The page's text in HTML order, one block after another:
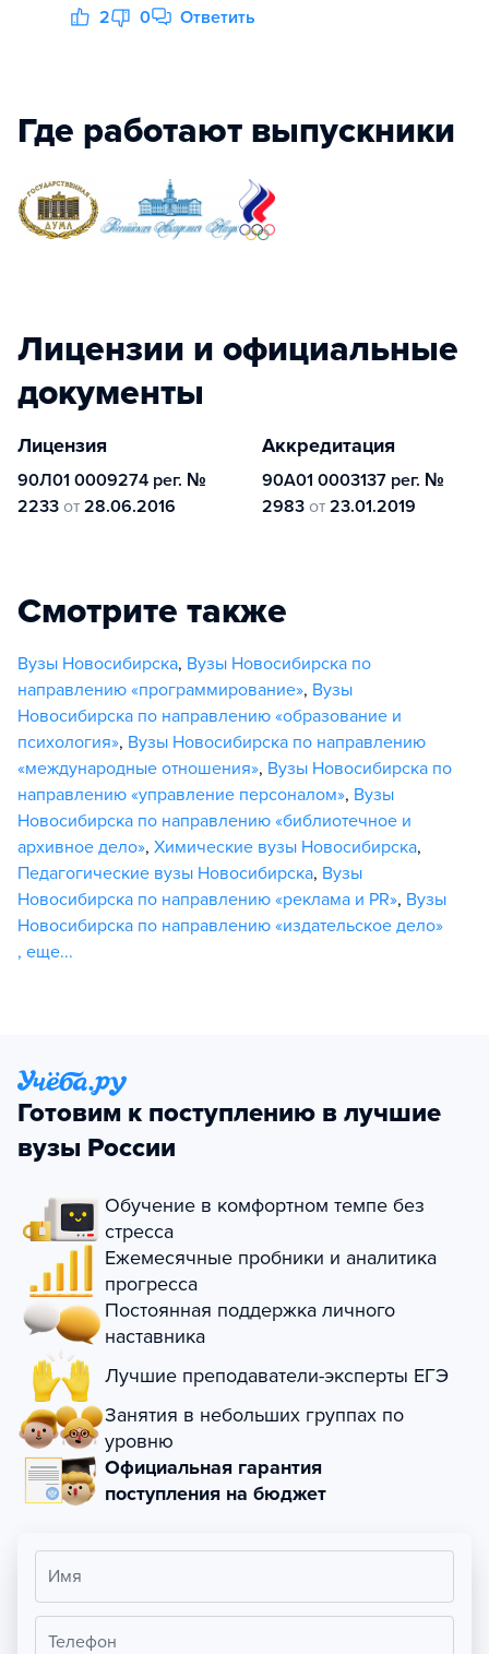
2 0 Ответить
Где работают выпускники
Лицензии и официальные
документы
Лицензия
90Л01 0009274 рег. №
2233 от 28.06.2016
Аккредитация
90А01 0003137 рег. №
2983 от 23.01.2019
Смотрите также
Вузы Новосибирска, Вузы Новосибирска по
направлению «программирование», Вузы
Новосибирска по направлению «образование и
психология», Вузы Новосибирска по направлению
«международные отношения», Вузы Новосибирска по
направлению «управление персоналом», Вузы
Новосибирска по направлению «библиотечное и
архивное дело», Химические вузы Новосибирска,
Педагогические вузы Новосибирска, Вузы
Новосибирска по направлению «реклама и PR», Вузы
Новосибирска по направлению «издательское дело»
, еще...
Готовим к поступлению в лучшие
вузы России
Обучение в комфортном темпе без
стресса
Ежемесячные пробники и аналитика
прогресса
Постоянная поддержка личного
наставника
Лучшие преподаватели-эксперты ЕГЭ
Занятия в небольших группах по
уровню
Официальная гарантия
поступления на бюджет
Имя
Телефон